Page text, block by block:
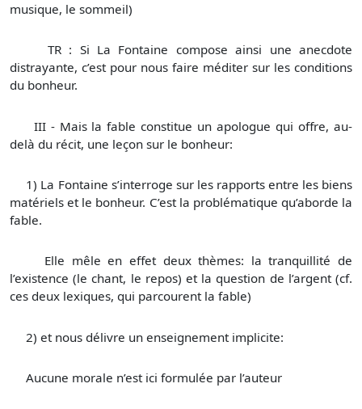
musique, le sommeil)
TR : Si La Fontaine compose ainsi une anecdote
distrayante, c’est pour nous faire méditer sur les conditions
du bonheur.
III - Mais la fable constitue un apologue qui offre, au-
delà du récit, une leçon sur le bonheur:
1) La Fontaine s’interroge sur les rapports entre les biens
matériels et le bonheur. C’est la problématique qu’aborde la
fable.
Elle mêle en effet deux thèmes: la tranquillité de
l’existence (le chant, le repos) et la question de l’argent (cf.
ces deux lexiques, qui parcourent la fable)
2) et nous délivre un enseignement implicite:
Aucune morale n’est ici formulée par l’auteur